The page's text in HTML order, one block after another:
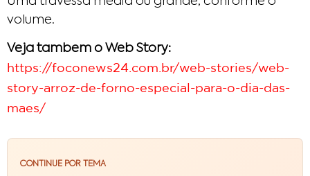
volume.
Veja tambem o Web Story:
https://foconews24.com.br/web-stories/web-
story-arroz-de-forno-especial-para-o-dia-das-
maes/
CONTINUE POR TEMA